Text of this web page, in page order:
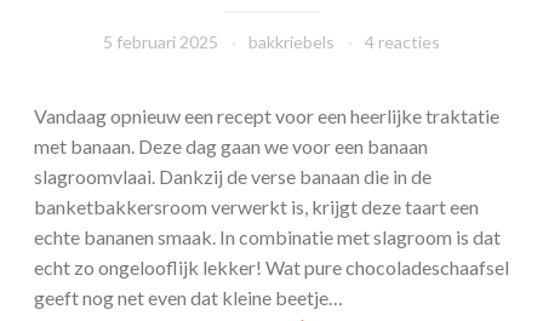
5 februari 2025 bakkriebels 4 reacties
Vandaag opnieuw een recept voor een heerlijke traktatie
met banaan. Deze dag gaan we voor een banaan
slagroomvlaai. Dankzij de verse banaan die in de
banketbakkersroom verwerkt is, krijgt deze taart een
echte bananen smaak. In combinatie met slagroom is dat
echt zo ongelooflijk lekker! Wat pure chocoladeschaafsel
geeft nog net even dat kleine beetje…